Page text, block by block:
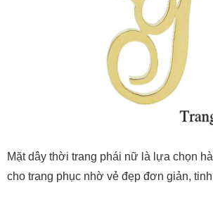
Mặt dây thời trang phái nữ là lựa chọn
cho trang phục nhờ vẻ đẹp đơn giản, tinh